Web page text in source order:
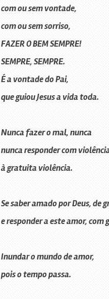
com ou sem vontade,
com ou sem sorriso,
FAZER O BEM SEMPRE!
SEMPRE, SEMPRE.
É a vontade do Pai,
que guiou Jesus a vida toda.
Nunca fazer o mal, nunca
nunca responder com
à gratuita violência.
Se saber amado por Deus, de
e responder a este amor, com
Inundar o mundo de amor,
pois o tempo passa.